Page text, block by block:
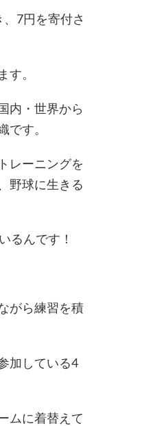
7円を寄付さ
す。
内・世界から
す。
レーニングを
野球に生きる
るんです！
がら練習を積
加している4
ムに着替えて